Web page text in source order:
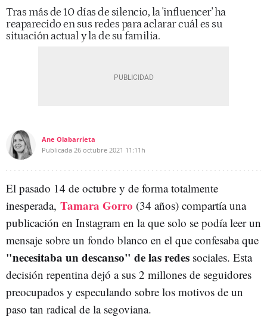
Tras más de 10 días de silencio, la 'influencer' ha
reaparecido en sus redes para aclarar cuál es su
situación actual y la de su familia.
Ane Olabarrieta
Publicada 26 octubre 2021 11:11h
El pasado 14 de octubre y de forma totalmente
inesperada, Tamara Gorro (34 años) compartía una
publicación en Instagram en la que solo se podía leer un
mensaje sobre un fondo blanco en el que confesaba que
"necesitaba un descanso" de las redes sociales. Esta
decisión repentina dejó a sus 2 millones de seguidores
preocupados y especulando sobre los motivos de un
paso tan radical de la segoviana.